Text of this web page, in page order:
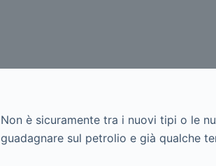
Non è sicuramente tra i nuovi tipi o le
guadagnare sul petrolio e già qualche